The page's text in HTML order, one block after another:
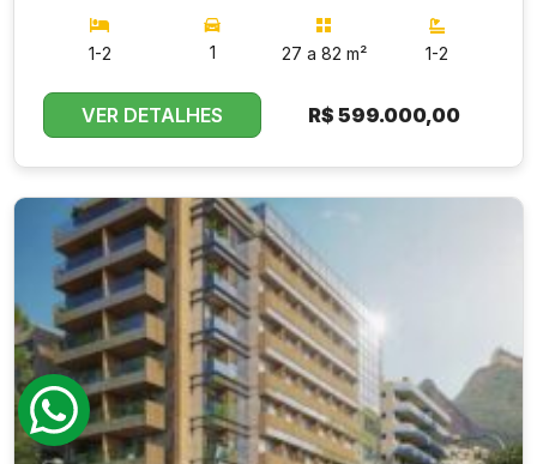
1-2 1 27 a 82 m² 1-2
VER DETALHES R$599.000,00